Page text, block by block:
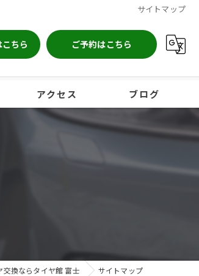
サイトマップ
ちら ご予約はこちら
アクセス ブログ
換ならタイヤ館 富士 サイトマップ